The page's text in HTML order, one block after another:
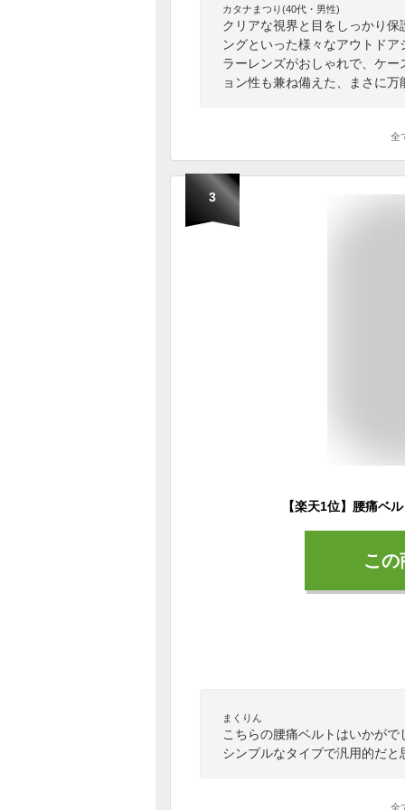
カタナまつり(40代・男性)
クリアな視界と目をしっかり
ングといった様々なアウトド
ラーレンズがおしゃれで、ケ
ョン性も兼ね備えた、まさに
全
3
こ
まくりん
こちらの腰痛ベルトはいかが
シンプルなタイプで汎用的だ
全